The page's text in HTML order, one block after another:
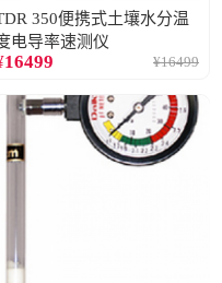
350便携式土壤水分温
电导率速测仪
16499 ¥16499